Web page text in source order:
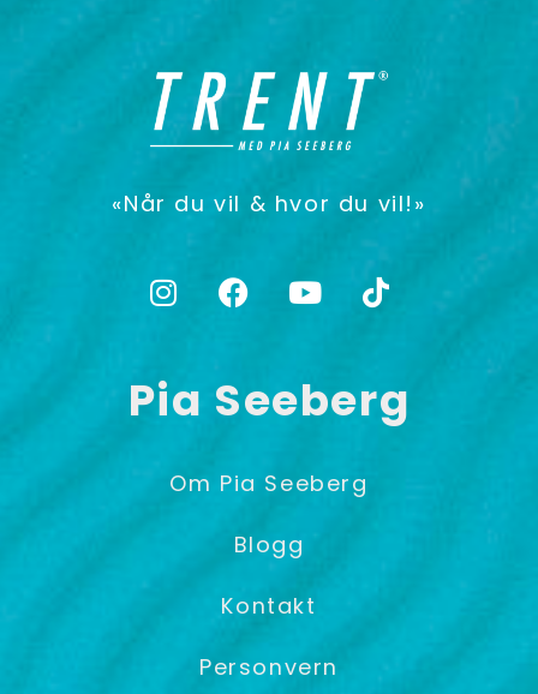
«Når du vil & hvor du vil!»
Pia Seeberg
Om Pia Seeberg
Blogg
Kontakt
Personvern